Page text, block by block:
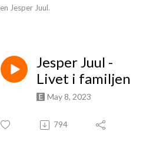
Jesper Juul.
Jesper Juul -
Livet i familjen
May 8, 2023
794